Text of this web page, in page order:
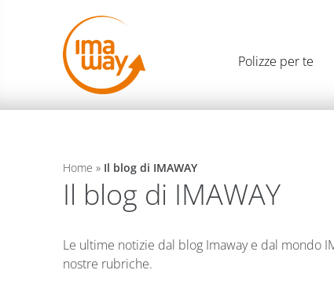
Polizze per te
Home » Il blog di IMAWAY
Il blog di IMAWAY
Le ultime notizie dal blog Imaway e dal mondo
nostre rubriche.